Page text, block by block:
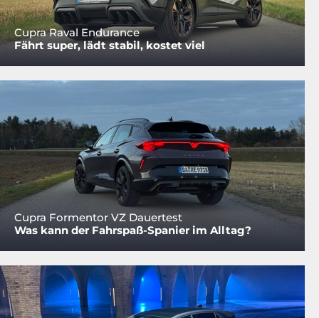
Cupra Raval Endurance
Fährt super, lädt stabil, kostet viel
Cupra Formentor VZ Dauertest
Was kann der Fahrspaß-Spanier im Alltag?